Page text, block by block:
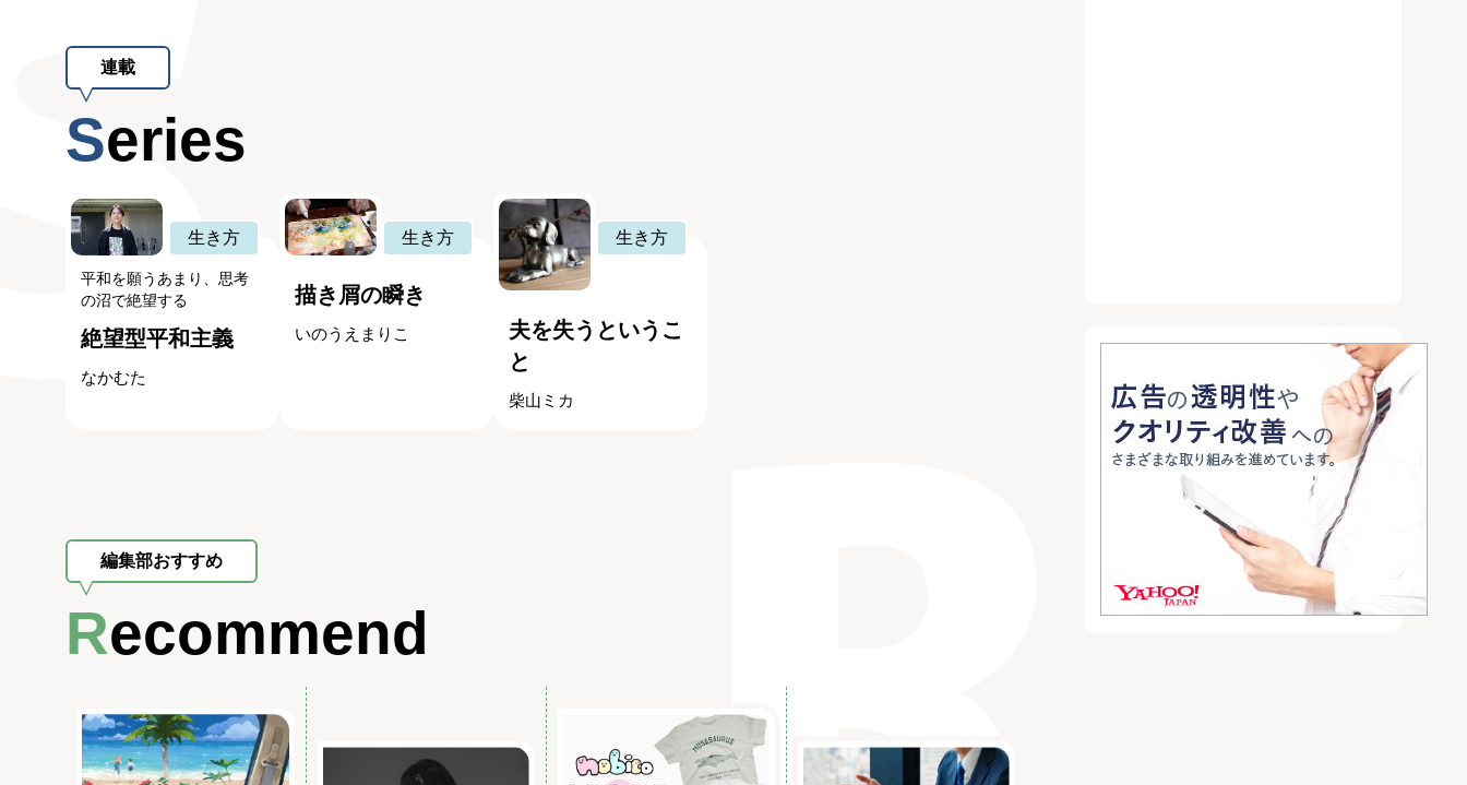
連載
Series
生き方
平和を願うあまり、思考
の沼で絶望する
絶望型平和主義
なかむた
生き方
描き屑の瞬き
いのうえまりこ
生き方
夫を失うというこ
と
柴山ミカ
編集部おすすめ
Recommend